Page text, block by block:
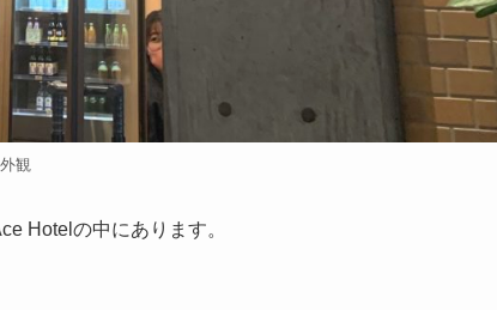
外観
Hotelの中にあります。